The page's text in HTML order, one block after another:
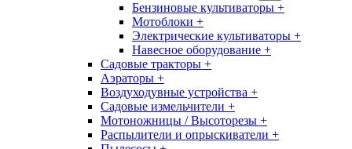
Бензиновые культиваторы +
Мотоблоки +
Электрические культиваторы +
Навесное оборудование +
Садовые тракторы +
Аэраторы +
Воздуходувные устройства +
Садовые измельчители +
Мотоножницы / Высоторезы +
Распылители и опрыскиватели +